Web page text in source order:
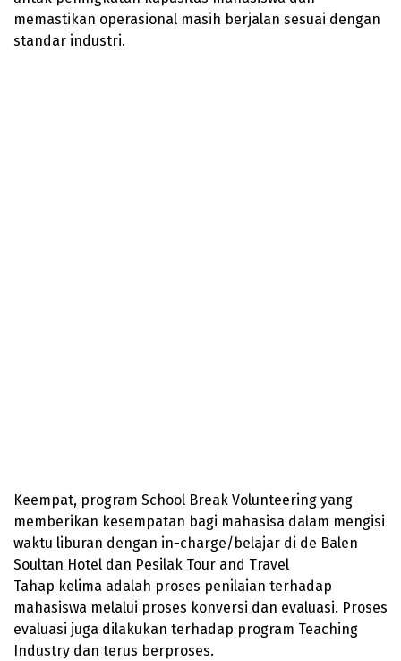
memastikan operasional masih berjalan sesuai dengan
standar industri.
Keempat, program School Break Volunteering yang
memberikan kesempatan bagi mahasisa dalam mengisi
waktu liburan dengan in-charge/belajar di de Balen
Soultan Hotel dan Pesilak Tour and Travel
Tahap kelima adalah proses penilaian terhadap
mahasiswa melalui proses konversi dan evaluasi. Proses
evaluasi juga dilakukan terhadap program Teaching
Industry dan terus berproses.